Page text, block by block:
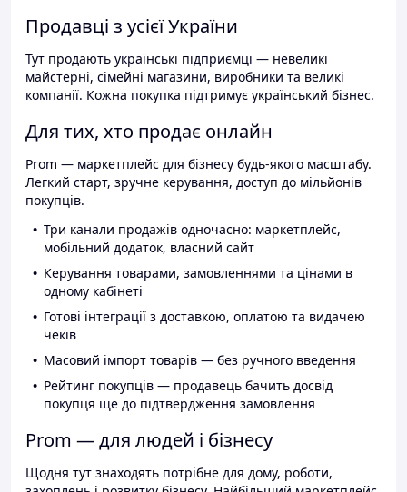
Продавці з усієї України
Тут продають українські підприємці — невеликі
майстерні, сімейні магазини, виробники та великі
компанії. Кожна покупка підтримує український бізнес.
Для тих, хто продає онлайн
Prom — маркетплейс для бізнесу будь-якого масштабу.
Легкий старт, зручне керування, доступ до мільйонів
покупців.
Три канали продажів одночасно: маркетплейс,
мобільний додаток, власний сайт
Керування товарами, замовленнями та цінами в
одному кабінеті
Готові інтеграції з доставкою, оплатою та видачею
чеків
Масовий імпорт товарів — без ручного введення
Рейтинг покупців — продавець бачить досвід
покупця ще до підтвердження замовлення
Prom — для людей і бізнесу
Щодня тут знаходять потрібне для дому, роботи,